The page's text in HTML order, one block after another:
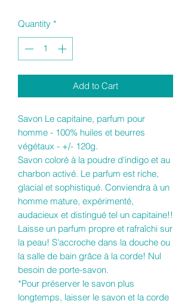
Quantity *
Add to Cart
Savon Le capitaine, parfum pour
homme - 100% huiles et beurres
végétaux - +/- 120g.
Savon coloré à la poudre d'indigo et au
charbon activé. Le parfum est riche,
glacial et sophistiqué. Conviendra à un
homme mature, expérimenté,
audacieux et distingué tel un capitaine!!
Laisse un parfum propre et rafraîchi sur
la peau! S'accroche dans la douche ou
la salle de bain grâce à la corde! Nul
besoin de porte-savon.
*Pour préserver le savon plus
longtemps, laisser le savon et la corde